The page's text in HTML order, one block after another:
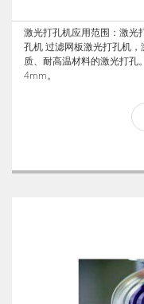
激光打孔机应用范围：激光
孔机 过滤网板激光打孔机
质、耐高温材料的激光打
4mm。